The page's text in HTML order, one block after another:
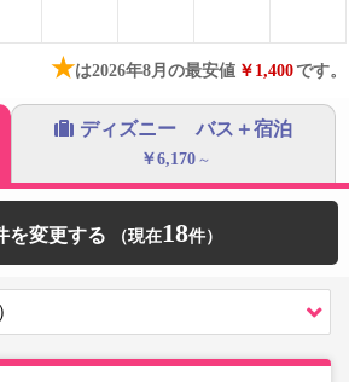
★は2026年8月の最安値 ￥1,400です。
ディズニー バス＋宿泊
￥6,170 ～
を変更する 18